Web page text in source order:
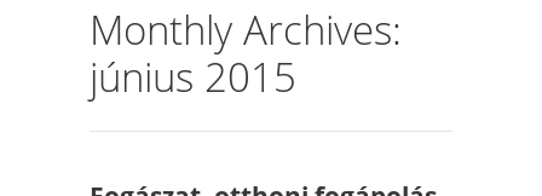
Monthly Archives:
június 2015